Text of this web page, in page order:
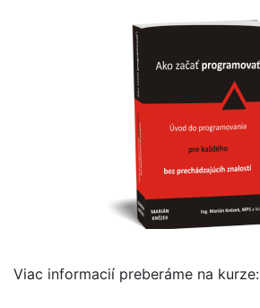
Viac informacií preberáme na kurze: